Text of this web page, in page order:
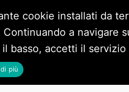
COOKIE POLICY
cookie installati da
a navigare
basso, accetti il
più